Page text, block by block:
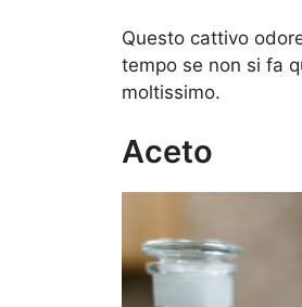
Questo cattivo
tempo se non si fa
moltissimo.
Aceto